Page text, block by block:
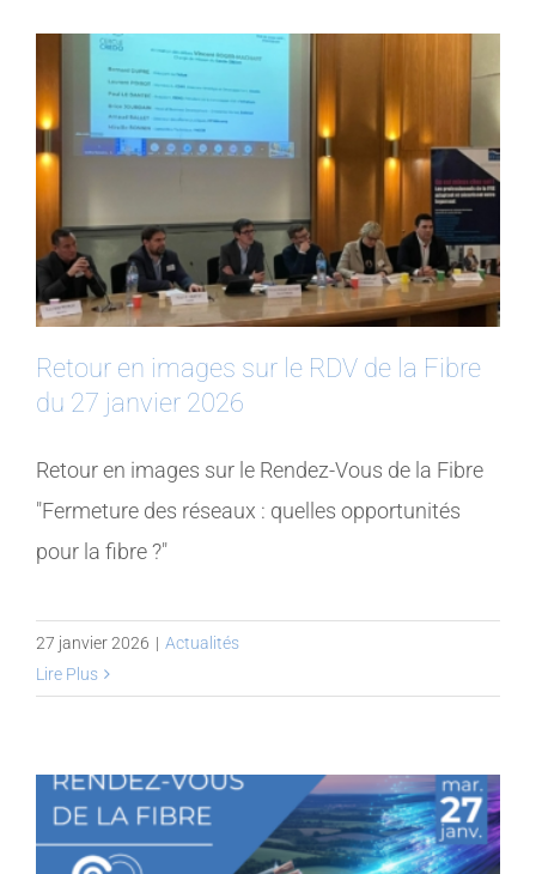
Retour en images sur le RDV de la Fibre
du 27 janvier 2026
Retour en images sur le Rendez-Vous de la Fibre
"Fermeture des réseaux : quelles opportunités
pour la fibre ?"
27 janvier 2026 | Actualités
Lire Plus